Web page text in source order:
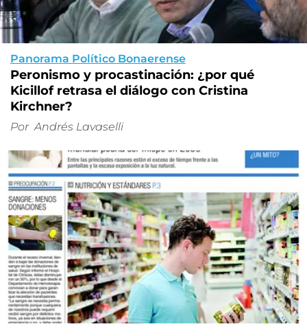
Panorama Político Bonaerense
Peronismo y procastinación: ¿por qué
Kicillof retrasa el diálogo con Cristina
Kirchner?
Por Andrés Lavaselli